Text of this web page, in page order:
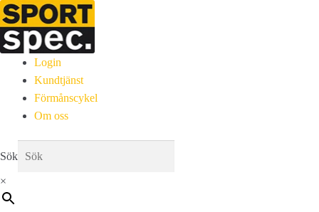
Login
Kundtjänst
Förmånscykel
Om oss
Sök
×